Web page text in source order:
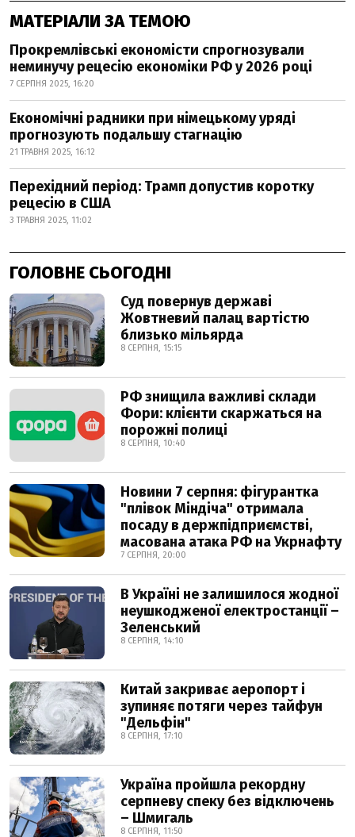
МАТЕРІАЛИ ЗА ТЕМОЮ
Прокремлівські економісти спрогнозували
неминучу рецесію економіки РФ у 2026 році
7 СЕРПНЯ 2025, 16:20
Економічні радники при німецькому уряді
прогнозують подальшу стагнацію
21 ТРАВНЯ 2025, 16:12
Перехідний період: Трамп допустив коротку
рецесію в США
3 ТРАВНЯ 2025, 11:02
ГОЛОВНЕ СЬОГОДНІ
Суд повернув державі
Жовтневий палац вартістю
близько мільярда
8 СЕРПНЯ, 15:15
РФ знищила важливі склади
Фори: клієнти скаржаться на
порожні полиці
8 СЕРПНЯ, 10:40
Новини 7 серпня: фігурантка
"плівок Міндіча" отримала
посаду в держпідприємстві,
масована атака РФ на Укрнафту
7 СЕРПНЯ, 20:00
В Україні не залишилося жодної
неушкодженої електростанції –
Зеленський
8 СЕРПНЯ, 14:10
Китай закриває аеропорт і
зупиняє потяги через тайфун
"Дельфін"
8 СЕРПНЯ, 17:10
Україна пройшла рекордну
серпневу спеку без відключень
– Шмигаль
8 СЕРПНЯ, 11:50